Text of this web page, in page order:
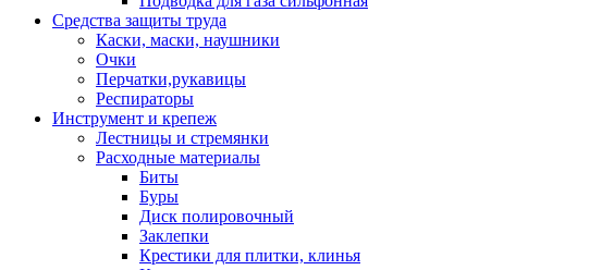
Средства защиты труда
Каски, маски, наушники
Очки
Перчатки,рукавицы
Респираторы
Инструмент и крепеж
Лестницы и стремянки
Расходные материалы
Биты
Буры
Диск полировочный
Заклепки
Крестики для плитки, клинья